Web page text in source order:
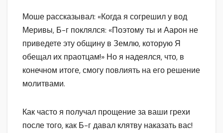
Моше рассказывал: «Когда я согрешил у вод
Меривы, Б-г поклялся: «Поэтому ты и Аарон не
приведете эту общину в Землю, которую Я
обещал их праотцам!» Но я надеялся, что, в
конечном итоге, смогу повлиять на его решение
молитвами.
Как часто я получал прощение за ваши грехи
после того, как Б-г давал клятву наказать вас!